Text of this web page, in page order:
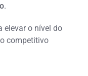
.
elevar o nível do
competitivo